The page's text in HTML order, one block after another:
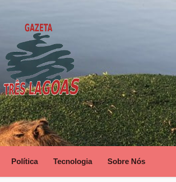
Política Tecnologia Sobre Nós